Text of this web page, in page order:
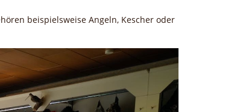
beispielsweise Angeln, Kescher oder